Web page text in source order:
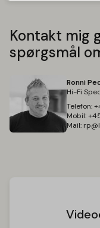
Pre-out: Ja
Forbindelser
Forstærkning
Signal-til-
Forvrængning:
Kontakt mig
spørgsmål
Ronni
Hi-Fi
Telefon:
Mobil:
Mail: